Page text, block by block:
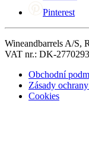
Pinterest
Wineandbarrels A/S,
VAT nr.: DK-
Obchodní
Zásady
Cookies